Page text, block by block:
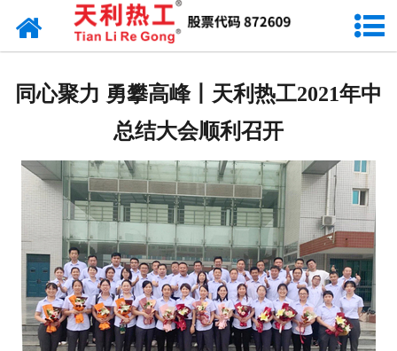
网站首页
产品常识
同心聚力 勇攀高峰丨天利热工2021年中
总结大会顺利召开